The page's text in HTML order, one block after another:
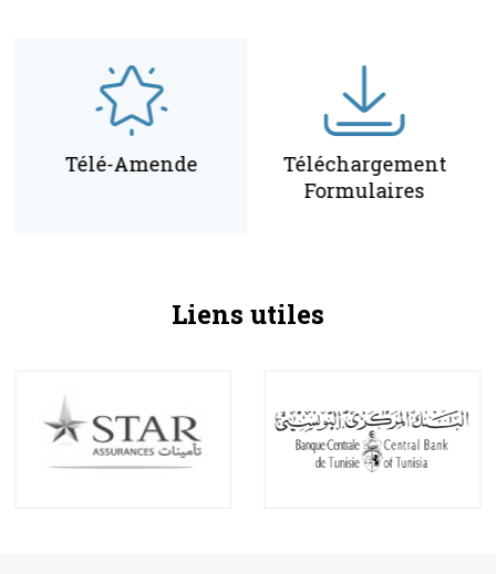
Télé-Amende
Téléchargement
Formulaires
Liens utiles